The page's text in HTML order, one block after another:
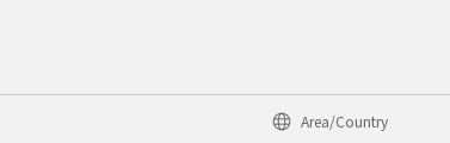
Area/Country